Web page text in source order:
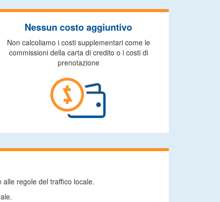
Nessun costo aggiuntivo
Non calcoliamo i costi supplementari come le
commissioni della carta di credito o i costi di
prenotazione
regole del traffico locale.